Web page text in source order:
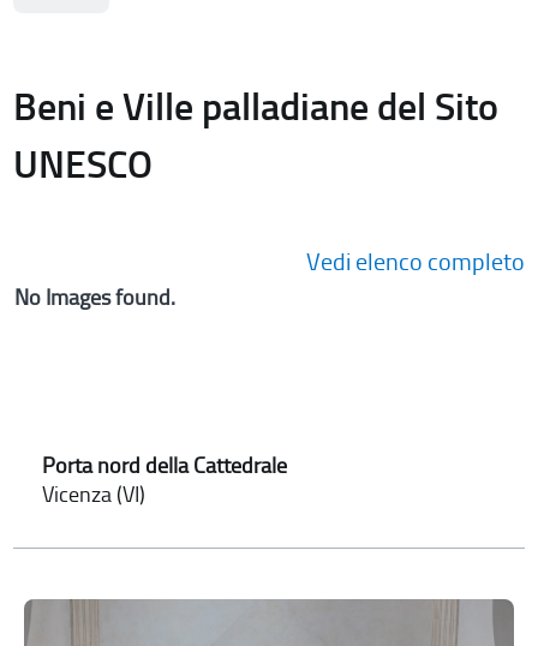
Beni e Ville palladiane del Sito
UNESCO
Vedi elenco completo
No Images found.
Porta nord della Cattedrale
Vicenza (VI)